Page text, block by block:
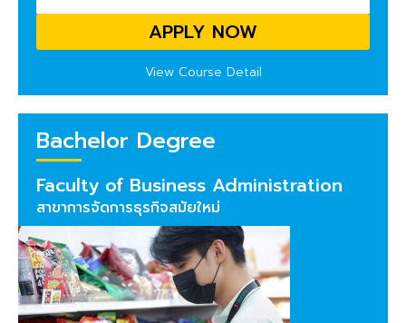
APPLY NOW
View Course Detail
Bachelor Degree
Faculty of Business Administration
สาขาการจัดการธุรกิจสมัยใหม่